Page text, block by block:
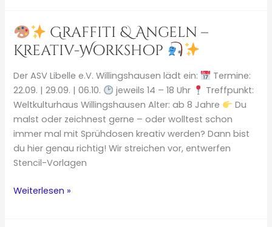
Willingshausen
lädt
ein!
Graffiti & Angeln –
Kreativ-Workshop
Der ASV Libelle e.V. Willingshausen lädt ein:
Termine:
22.09. | 29.09. | 06.10.
jeweils 14 – 18 Uhr
Treffpunkt:
Weltkulturhaus Willingshausen Alter: ab 8 Jahre
Du
malst oder zeichnest gerne – oder wolltest schon
immer mal mit Sprühdosen kreativ werden? Dann bist
du hier genau richtig! Wir streichen vor, entwerfen
Stencil-Vorlagen
Weiterlesen »